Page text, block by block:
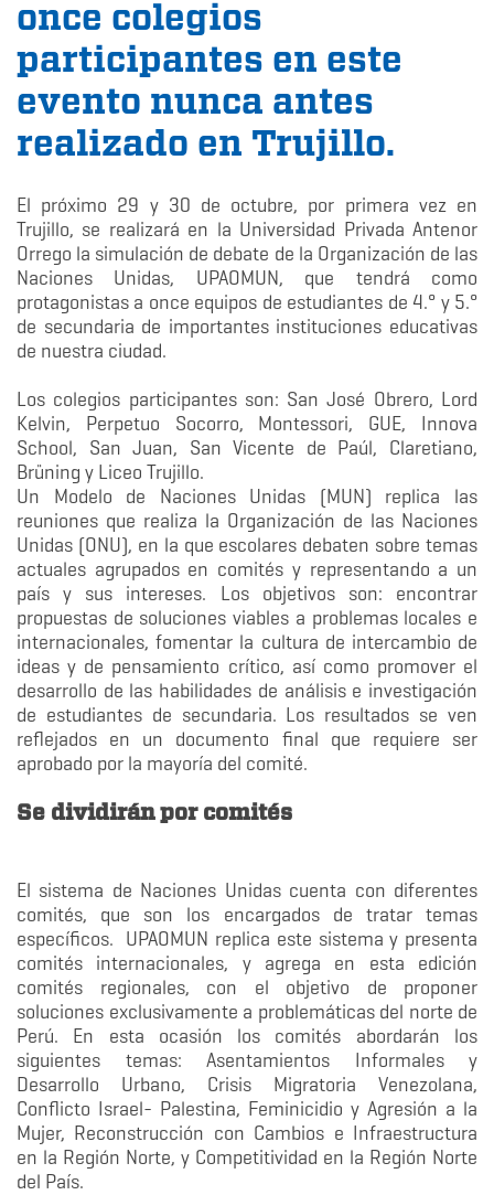
once colegios
participantes en este
evento nunca antes
realizado en Trujillo.
El próximo 29 y 30 de octubre, por primera vez en
Trujillo, se realizará en la Universidad Privada Antenor
Orrego la simulación de debate de la Organización de las
Naciones Unidas, UPAOMUN, que tendrá como
protagonistas a once equipos de estudiantes de 4.° y 5.°
de secundaria de importantes instituciones educativas
de nuestra ciudad.
Los colegios participantes son: San José Obrero, Lord
Kelvin, Perpetuo Socorro, Montessori, GUE, Innova
School, San Juan, San Vicente de Paúl, Claretiano,
Brüning y Liceo Trujillo.
Un Modelo de Naciones Unidas (MUN) replica las
reuniones que realiza la Organización de las Naciones
Unidas (ONU), en la que escolares debaten sobre temas
actuales agrupados en comités y representando a un
país y sus intereses. Los objetivos son: encontrar
propuestas de soluciones viables a problemas locales e
internacionales, fomentar la cultura de intercambio de
ideas y de pensamiento crítico, así como promover el
desarrollo de las habilidades de análisis e investigación
de estudiantes de secundaria. Los resultados se ven
reflejados en un documento final que requiere ser
aprobado por la mayoría del comité.
Se dividirán por comités
El sistema de Naciones Unidas cuenta con diferentes
comités, que son los encargados de tratar temas
específicos. UPAOMUN replica este sistema y presenta
comités internacionales, y agrega en esta edición
comités regionales, con el objetivo de proponer
soluciones exclusivamente a problemáticas del norte de
Perú. En esta ocasión los comités abordarán los
siguientes temas: Asentamientos Informales y
Desarrollo Urbano, Crisis Migratoria Venezolana,
Conflicto Israel- Palestina, Feminicidio y Agresión a la
Mujer, Reconstrucción con Cambios e Infraestructura
en la Región Norte, y Competitividad en la Región Norte
del País.